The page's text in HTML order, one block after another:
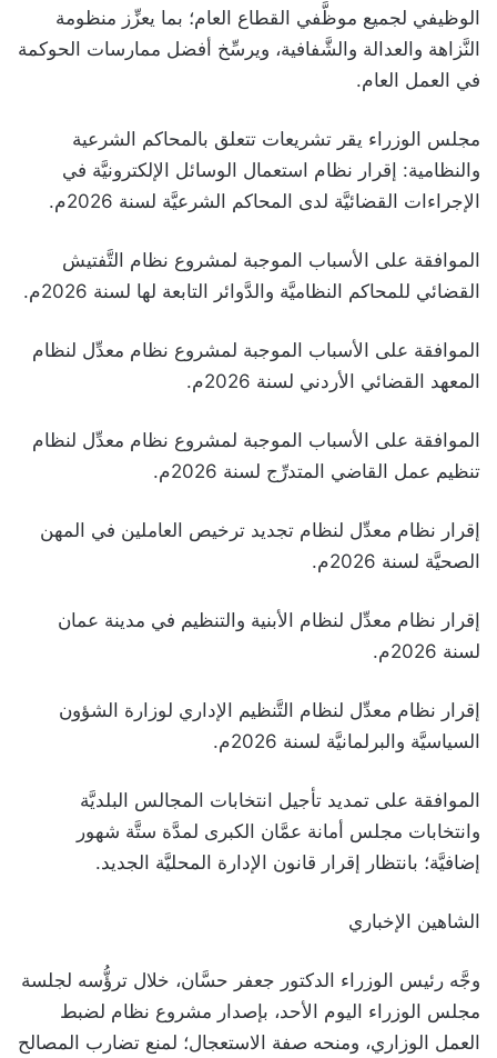
الوظيفي لجميع موظَّفي القطاع العام؛ بما يعزِّز منظومة
النَّزاهة والعدالة والشَّفافية، ويرسِّخ أفضل ممارسات الحوكمة
في العمل العام.
مجلس الوزراء يقر تشريعات تتعلق بالمحاكم الشرعية
والنظامية: إقرار نظام استعمال الوسائل الإلكترونيَّة في
الإجراءات القضائيَّة لدى المحاكم الشرعيَّة لسنة 2026م.
الموافقة على الأسباب الموجبة لمشروع نظام التَّفتيش
القضائي للمحاكم النظاميَّة والدَّوائر التابعة لها لسنة 2026م.
الموافقة على الأسباب الموجبة لمشروع نظام معدِّل لنظام
المعهد القضائي الأردني لسنة 2026م.
الموافقة على الأسباب الموجبة لمشروع نظام معدِّل لنظام
تنظيم عمل القاضي المتدرِّج لسنة 2026م.
إقرار نظام معدِّل لنظام تجديد ترخيص العاملين في المهن
الصحيَّة لسنة 2026م.
إقرار نظام معدِّل لنظام الأبنية والتنظيم في مدينة عمان
لسنة 2026م.
إقرار نظام معدِّل لنظام التَّنظيم الإداري لوزارة الشؤون
السياسيَّة والبرلمانيَّة لسنة 2026م.
الموافقة على تمديد تأجيل انتخابات المجالس البلديَّة
وانتخابات مجلس أمانة عمَّان الكبرى لمدَّة ستَّة شهور
إضافيَّة؛ بانتظار إقرار قانون الإدارة المحليَّة الجديد.
الشاهين الإخباري
وجَّه رئيس الوزراء الدكتور جعفر حسَّان، خلال ترؤُّسه لجلسة
مجلس الوزراء اليوم الأحد، بإصدار مشروع نظام لضبط
العمل الوزاري، ومنحه صفة الاستعجال؛ لمنع تضارب المصالح